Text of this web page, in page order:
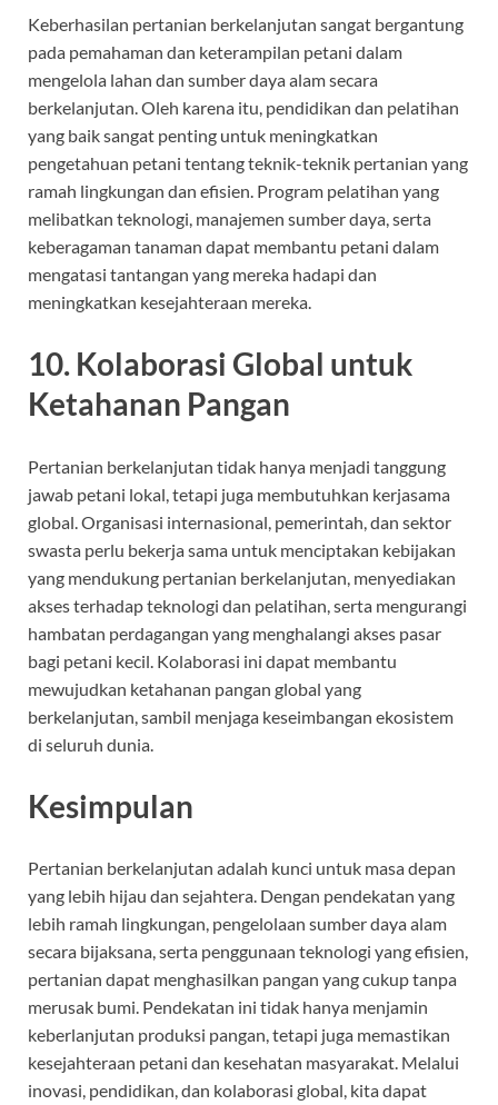
Keberhasilan pertanian berkelanjutan sangat bergantung
pada pemahaman dan keterampilan petani dalam
mengelola lahan dan sumber daya alam secara
berkelanjutan. Oleh karena itu, pendidikan dan pelatihan
yang baik sangat penting untuk meningkatkan
pengetahuan petani tentang teknik-teknik pertanian yang
ramah lingkungan dan efisien. Program pelatihan yang
melibatkan teknologi, manajemen sumber daya, serta
keberagaman tanaman dapat membantu petani dalam
mengatasi tantangan yang mereka hadapi dan
meningkatkan kesejahteraan mereka.
10. Kolaborasi Global untuk
Ketahanan Pangan
Pertanian berkelanjutan tidak hanya menjadi tanggung
jawab petani lokal, tetapi juga membutuhkan kerjasama
global. Organisasi internasional, pemerintah, dan sektor
swasta perlu bekerja sama untuk menciptakan kebijakan
yang mendukung pertanian berkelanjutan, menyediakan
akses terhadap teknologi dan pelatihan, serta mengurangi
hambatan perdagangan yang menghalangi akses pasar
bagi petani kecil. Kolaborasi ini dapat membantu
mewujudkan ketahanan pangan global yang
berkelanjutan, sambil menjaga keseimbangan ekosistem
di seluruh dunia.
Kesimpulan
Pertanian berkelanjutan adalah kunci untuk masa depan
yang lebih hijau dan sejahtera. Dengan pendekatan yang
lebih ramah lingkungan, pengelolaan sumber daya alam
secara bijaksana, serta penggunaan teknologi yang efisien,
pertanian dapat menghasilkan pangan yang cukup tanpa
merusak bumi. Pendekatan ini tidak hanya menjamin
keberlanjutan produksi pangan, tetapi juga memastikan
kesejahteraan petani dan kesehatan masyarakat. Melalui
inovasi, pendidikan, dan kolaborasi global, kita dapat